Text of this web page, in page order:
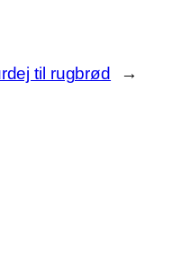
til rugbrød →